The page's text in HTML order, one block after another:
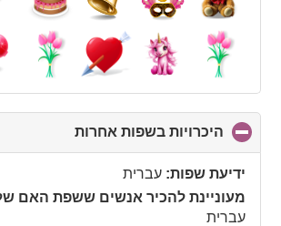
היכרויות בשפות אחרות
to
ידיעת שפות: עברית
מעוניינת להכיר אנשים ששפת האם
עברית